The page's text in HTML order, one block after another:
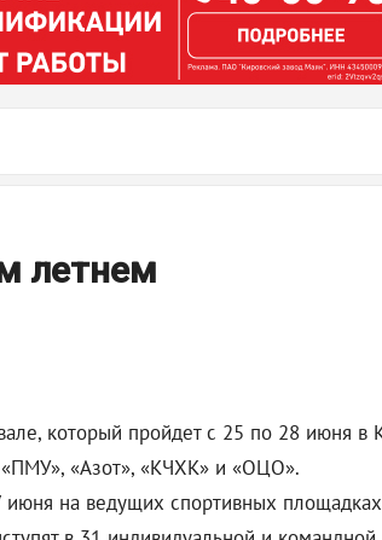
летнем
который пройдет с 25 по 28 июня в
«ПМУ», «Азот», «КЧХК» и «ОЦО».
на ведущих спортивных